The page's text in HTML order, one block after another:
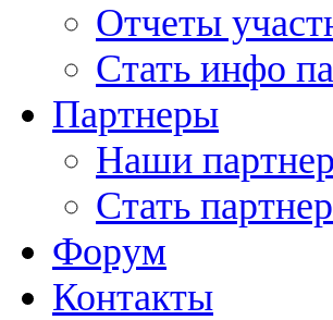
Отчеты
Стать инфо
Партнеры
Наши
Стать
Форум
Контакты